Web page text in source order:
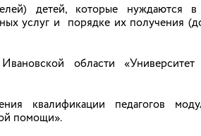
в частности, подписан
договоров о целевом обучении по
через национальный мессенджер
культуры; утвержден новый
общего, основного общего и
школьных библиотек и
детей, которые нуждаются в
услуг и порядке их получения
области «Университет
квалификации педагогов
помощи».